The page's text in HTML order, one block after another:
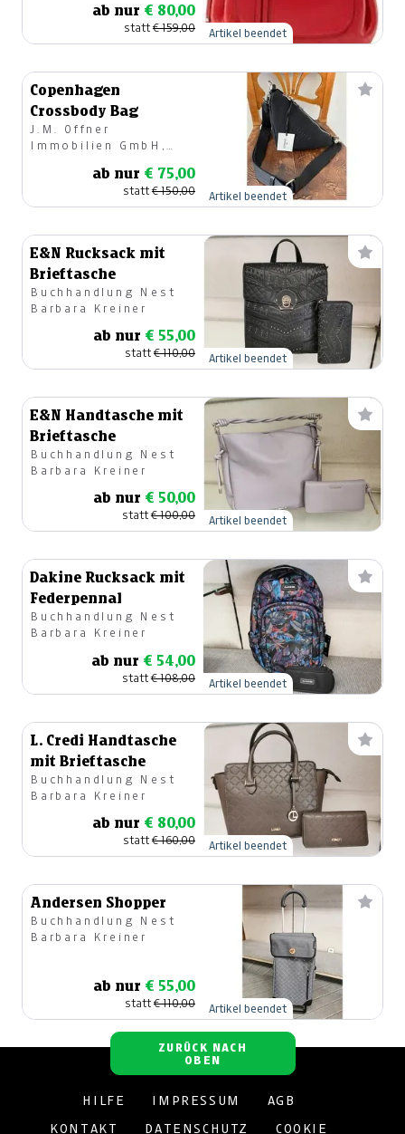
ab nur € 80,00
statt€ 159,00 Artikel beendet
Copenhagen
Crossbody Bag
J.M. Offner
Immobilien GmbH,
ab nur € 75,00
statt€ 150,00 Artikel beendet
E&N Rucksack mit
Brieftasche
Buchhandlung Nest
Barbara Kreiner
ab nur € 55,00
statt€ 110,00 Artikel beendet
E&N Handtasche mit
Brieftasche
Buchhandlung Nest
Barbara Kreiner
ab nur € 50,00
statt€ 100,00 Artikel beendet
Dakine Rucksack mit
Federpennal
Buchhandlung Nest
Barbara Kreiner
ab nur € 54,00
statt€ 108,00 Artikel beendet
L. Credi Handtasche
mit Brieftasche
Buchhandlung Nest
Barbara Kreiner
ab nur € 80,00
statt€ 160,00 Artikel beendet
Andersen Shopper
Buchhandlung Nest
Barbara Kreiner
ab nur € 55,00
statt€ 110,00 Artikel beendet
ZURÜCK NACH
OBEN
HILFE IMPRESSUM AGB
KONTAKT DATENSCHUTZ COOKIE